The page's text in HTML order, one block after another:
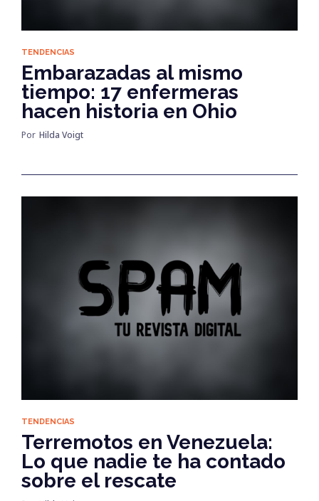
TENDENCIAS
Embarazadas al mismo
tiempo: 17 enfermeras
hacen historia en Ohio
Por Hilda Voigt
TENDENCIAS
Terremotos en Venezuela:
Lo que nadie te ha contado
sobre el rescate